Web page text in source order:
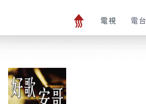
電視 電台